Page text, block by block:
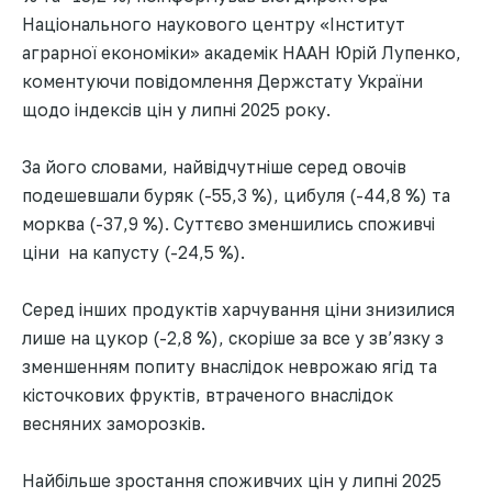
Національного наукового центру «Інститут
аграрної економіки» академік НААН Юрій Лупенко,
коментуючи повідомлення Держстату України
щодо індексів цін у липні 2025 року.
За його словами, найвідчутніше серед овочів
подешевшали буряк (-55,3 %), цибуля (-44,8 %) та
морква (-37,9 %). Суттєво зменшились споживчі
ціни на капусту (-24,5 %).
Серед інших продуктів харчування ціни знизилися
лише на цукор (-2,8 %), скоріше за все у зв’язку з
зменшенням попиту внаслідок неврожаю ягід та
кісточкових фруктів, втраченого внаслідок
весняних заморозків.
Найбільше зростання споживчих цін у липні 2025